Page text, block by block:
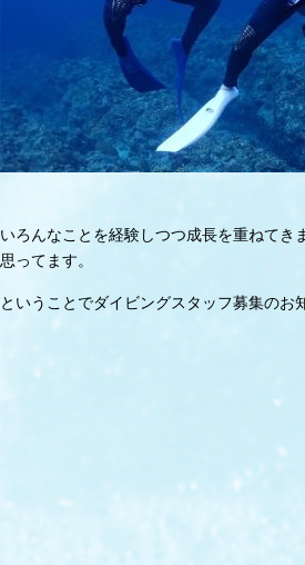
いろんなことを経験しつつ成長を重ねてき
思ってます。
ということでダイビングスタッフ募集のお